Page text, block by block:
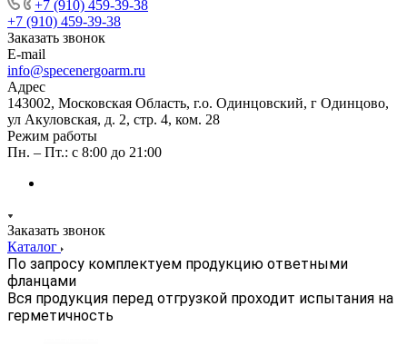
+7 (910) 459-39-38
+7 (910) 459-39-38
Заказать звонок
E-mail
info@specenergoarm.ru
Адрес
143002, Московская Область, г.о. Одинцовский, г Одинцово,
ул Акуловская, д. 2, стр. 4, ком. 28
Режим работы
Пн. – Пт.: с 8:00 до 21:00
Заказать звонок
Каталог
По запросу комплектуем продукцию ответными
фланцами
Вся продукция перед отгрузкой проходит испытания на
герметичность